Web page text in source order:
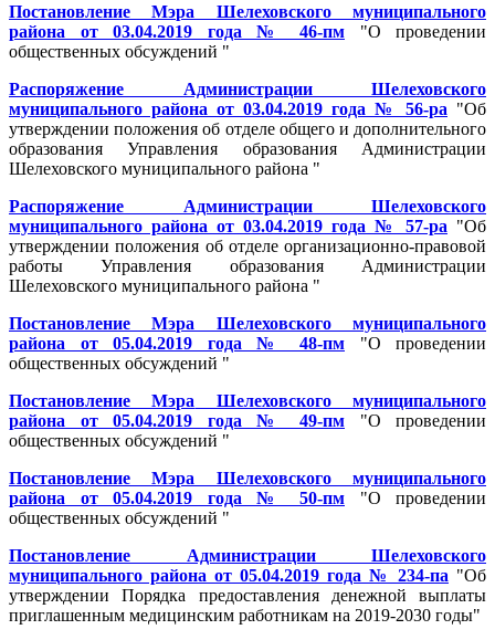
Постановление Мэра Шелеховского муниципального
района от 03.04.2019 года № 46-пм "О проведении
общественных обсуждений "
Распоряжение Администрации Шелеховского
муниципального района от 03.04.2019 года № 56-ра "Об
утверждении положения об отделе общего и дополнительного
образования Управления образования Администрации
Шелеховского муниципального района "
Распоряжение Администрации Шелеховского
муниципального района от 03.04.2019 года № 57-ра "Об
утверждении положения об отделе организационно-правовой
работы Управления образования Администрации
Шелеховского муниципального района "
Постановление Мэра Шелеховского муниципального
района от 05.04.2019 года № 48-пм "О проведении
общественных обсуждений "
Постановление Мэра Шелеховского муниципального
района от 05.04.2019 года № 49-пм "О проведении
общественных обсуждений "
Постановление Мэра Шелеховского муниципального
района от 05.04.2019 года № 50-пм "О проведении
общественных обсуждений "
Постановление Администрации Шелеховского
муниципального района от 05.04.2019 года № 234-па "Об
утверждении Порядка предоставления денежной выплаты
приглашенным медицинским работникам на 2019-2030 годы"